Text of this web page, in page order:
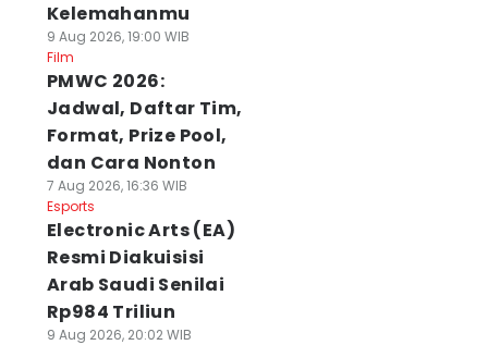
Kelemahanmu
9 Aug 2026, 19:00 WIB
Film
PMWC 2026:
Jadwal, Daftar Tim,
Format, Prize Pool,
dan Cara Nonton
7 Aug 2026, 16:36 WIB
Esports
Electronic Arts (EA)
Resmi Diakuisisi
Arab Saudi Senilai
Rp984 Triliun
9 Aug 2026, 20:02 WIB